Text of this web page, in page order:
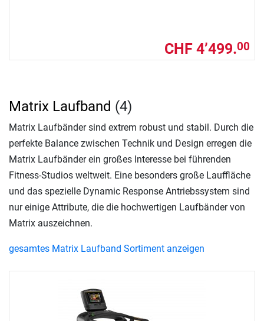
CHF 4’499.00
Matrix Laufband (4)
Matrix Laufbänder sind extrem robust und stabil. Durch die
perfekte Balance zwischen Technik und Design erregen die
Matrix Laufbänder ein großes Interesse bei führenden
Fitness-Studios weltweit. Eine besonders große Lauffläche
und das spezielle Dynamic Response Antriebssystem sind
nur einige Attribute, die die hochwertigen Laufbänder von
Matrix auszeichnen.
gesamtes Matrix Laufband Sortiment anzeigen